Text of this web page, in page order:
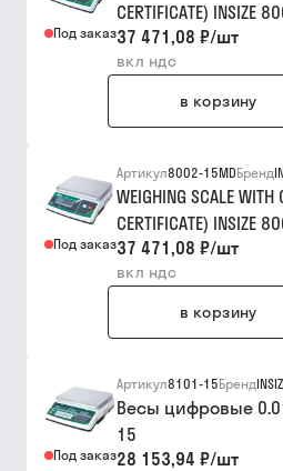
Под заказ
CERTIFICATE) INSIZE
37 471,08 ₽/шт
вкл ндс
в корзину
Под заказ
Артикул8002-15MDБренд
WEIGHING SCALE WITH
CERTIFICATE) INSIZE
37 471,08 ₽/шт
вкл ндс
в корзину
Под заказ
Артикул8101-15Бренд
Весы цифровые
15
28 153,94 ₽/шт